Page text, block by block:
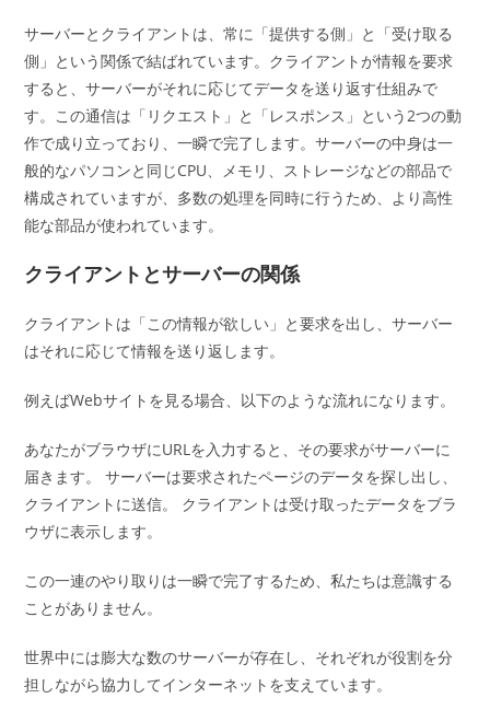
サーバーとクライアントは、常に「提供する側」と「受け取る
側」という関係で結ばれています。クライアントが情報を要求
すると、サーバーがそれに応じてデータを送り返す仕組みで
す。この通信は「リクエスト」と「レスポンス」という2つの動
作で成り立っており、一瞬で完了します。サーバーの中身は一
般的なパソコンと同じCPU、メモリ、ストレージなどの部品で
構成されていますが、多数の処理を同時に行うため、より高性
能な部品が使われています。
クライアントとサーバーの関係
クライアントは「この情報が欲しい」と要求を出し、サーバー
はそれに応じて情報を送り返します。
例えばWebサイトを見る場合、以下のような流れになります。
あなたがブラウザにURLを入力すると、その要求がサーバーに
届きます。 サーバーは要求されたページのデータを探し出し、
クライアントに送信。 クライアントは受け取ったデータをブラ
ウザに表示します。
この一連のやり取りは一瞬で完了するため、私たちは意識する
ことがありません。
世界中には膨大な数のサーバーが存在し、それぞれが役割を分
担しながら協力してインターネットを支えています。